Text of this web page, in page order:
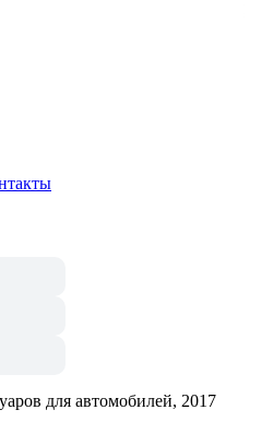
для автомобилей, 2017